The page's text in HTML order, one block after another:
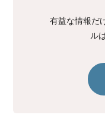
有益な情報だ
ル